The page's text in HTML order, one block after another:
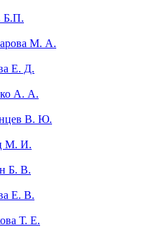
Б.П.
М. А.
Е. Д.
А. А.
В. Ю.
М. И.
Б. В.
Е. В.
Т. Е.